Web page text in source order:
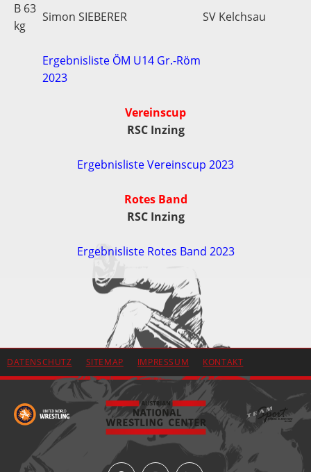
B 63
kg
Simon SIEBERER SV Kelchsau
Ergebnisliste ÖM U14 Gr.-Röm
2023
Vereinscup
RSC Inzing
Ergebnisliste Vereinscup 2023
Rotes Band
RSC Inzing
Ergebnisliste Rotes Band 2023
DATENSCHUTZ SITEMAP IMPRESSUM KONTAKT